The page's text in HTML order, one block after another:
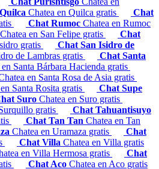
Chatea en Quilca gratis
Chat
Chat Rumoc Chatea en Rumoc
Chatea en San Felipe gratis
Chat
gratis
Chat San Isidro de
de Lambras gratis
Chat Santa
en Santa Bárbara Hacienda gratis
en Santa Rosa de Asia gratis
Santa Rosita gratis
Chat Supe
Suro Chatea en Suro gratis
gratis
Chat Tahuantisuyo
Chat Tan Tan Chatea en Tan
Chatea en Uramaza gratis
Chat
Chat Villa Chatea en Villa gratis
en Villa Hermosa gratis
Chat
Chat Aco Chatea en Aco gratis